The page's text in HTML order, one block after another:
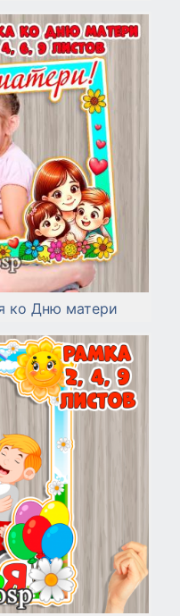
ко Дню матери